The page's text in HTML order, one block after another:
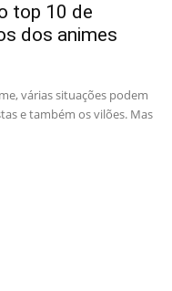
top 10 de
dos animes
várias situações podem
e também os vilões. Mas